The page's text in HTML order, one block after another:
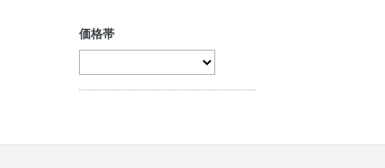
化粧水
価格帯